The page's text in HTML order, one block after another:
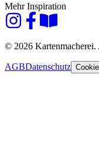
Mehr Inspiration
© 2026 Kartenmacherei.
AGBDatenschutz